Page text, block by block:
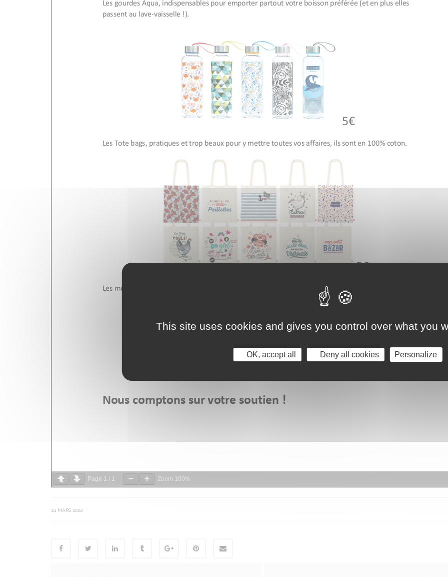
Page 1 / 1 Zoom 100%
14 MARS 2022
This site uses cookies and gives you control over what you
OK, accept all Deny all cookies Personalize